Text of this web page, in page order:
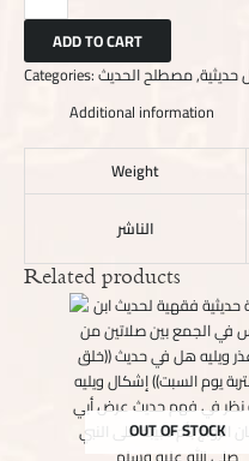
ADD TO CART
Categories:
حديثية,
Additional information
Weight
الناشر
Related products
OUT OF STOCK